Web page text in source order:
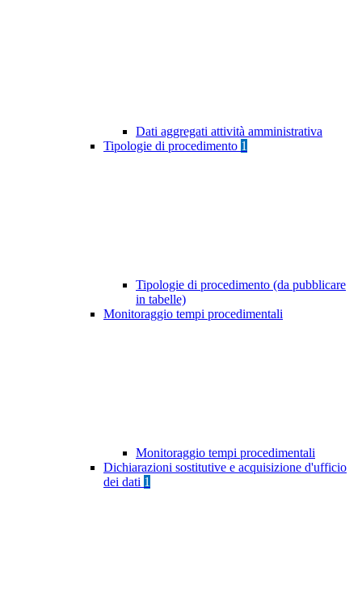
Dati aggregati attività amministrativa
Tipologie di procedimento 1
Tipologie di procedimento (da pubblicare
in tabelle)
Monitoraggio tempi procedimentali
Monitoraggio tempi procedimentali
Dichiarazioni sostitutive e acquisizione d'ufficio
dei dati 1